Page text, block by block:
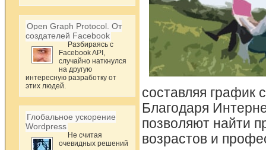
Open Graph Protocol. От
создателей Facebook
Разбираясь с
Facebook API,
случайно наткнулся
на другую
интересную разработку от
этих людей.
Глобальное ускорение
Wordpress
Не считая
очевидных решений
составляя график
Благодаря
позволяют найти
возрастов и